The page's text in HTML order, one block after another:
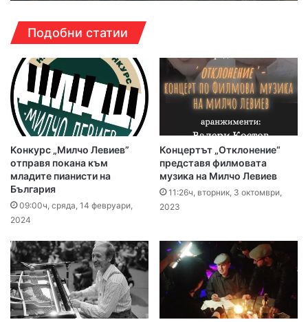
Подобни статии
Kонкурс „Милчо Левиев”
отправя покана към
младите пианисти на
България
09:00ч, сряда, 14 февруари,
2024
Концертът „Отклонение“
представя филмовата
музика на Милчо Левиев
11:26ч, вторник, 3 октомври,
2023